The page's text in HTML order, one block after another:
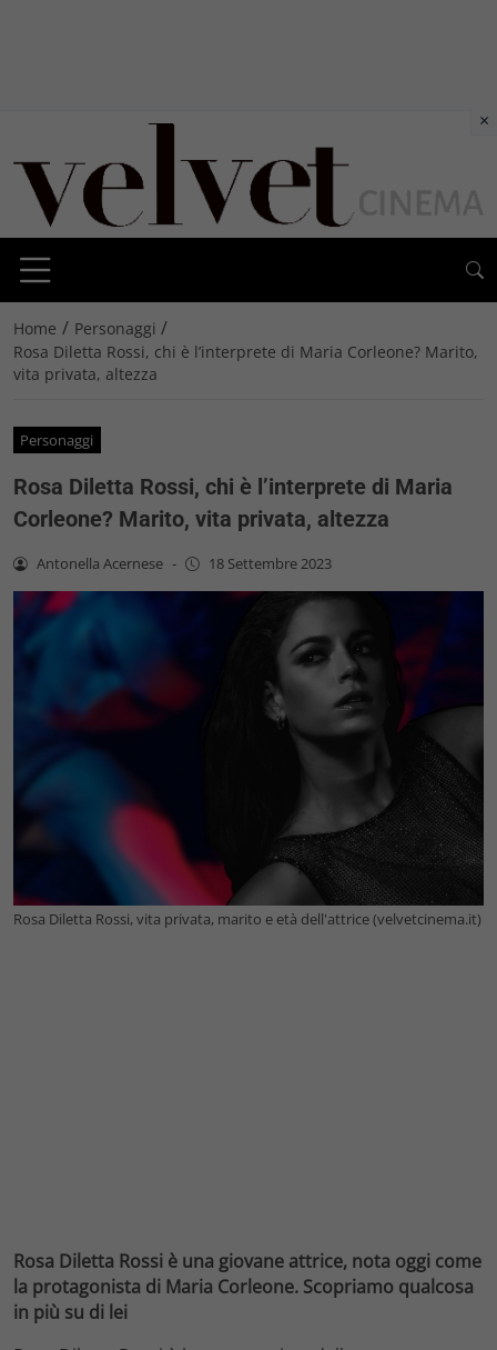
Home / Personaggi /
Rosa Diletta Rossi, chi è l’interprete di Maria Corleone? Marito,
vita privata, altezza
Personaggi
Rosa Diletta Rossi, chi è l’interprete di Maria
Corleone? Marito, vita privata, altezza
Antonella Acernese - 18 Settembre 2023
Rosa Diletta Rossi, vita privata, marito e età dell'attrice (velvetcinema.it)
Rosa Diletta Rossi è una giovane attrice, nota oggi come
la protagonista di Maria Corleone. Scopriamo qualcosa
in più su di lei
×